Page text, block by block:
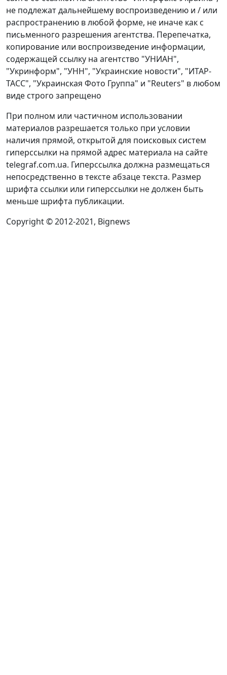
не подлежат дальнейшему воспроизведению и / или
распространению в любой форме, не иначе как с
письменного разрешения агентства. Перепечатка,
копирование или воспроизведение информации,
содержащей ссылку на агентство "УНИАН",
"Укринформ", "УНН", "Украинские новости", "ИТАР-
ТАСС", "Украинская Фото Группа" и "Reuters" в любом
виде строго запрещено
При полном или частичном использовании
материалов разрешается только при условии
наличия прямой, открытой для поисковых систем
гиперссылки на прямой адрес материала на сайте
telegraf.com.ua. Гиперссылка должна размещаться
непосредственно в тексте абзаце текста. Размер
шрифта ссылки или гиперссылки не должен быть
меньше шрифта публикации.
Copyright © 2012-2021, Bignews